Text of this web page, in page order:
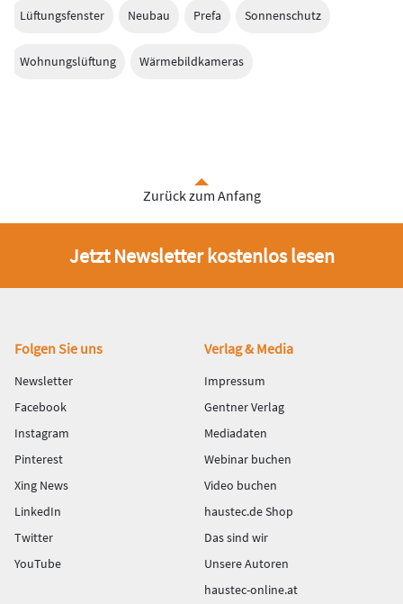
Lüftungsfenster Neubau Prefa Sonnenschutz
Wohnungslüftung Wärmebildkameras
Zurück zum Anfang
Jetzt Newsletter kostenlos lesen
Fußbereich
Folgen Sie uns
Newsletter
Facebook
Instagram
Pinterest
Xing News
LinkedIn
Twitter
YouTube
Verlag & Media
Impressum
Gentner Verlag
Mediadaten
Webinar buchen
Video buchen
haustec.de Shop
Das sind wir
Unsere Autoren
haustec-online.at